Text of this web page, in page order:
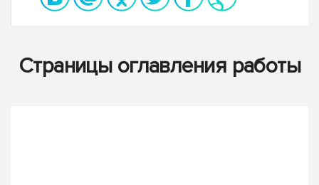
Страницы оглавления работы